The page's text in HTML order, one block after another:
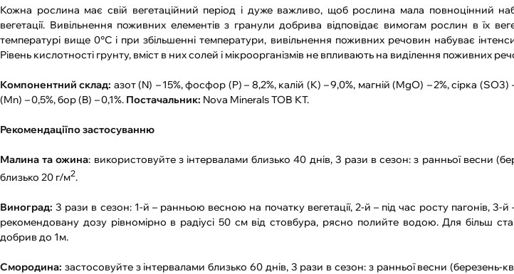
Кожна рослина має свій вегетаційний період і дуже важливо, щоб рослина мала повноцінний
вегетації. Вивільнення поживних елементів з гранули добрива відповідає вимогам рослин в їх
температурі вище 0°С і при збільшенні температури, вивільнення поживних речовин набуває
Рівень кислотності грунту, вміст в них солей і мікроорганізмів не впливають на виділення поживних
Компонентний склад: азот (N) –15%, фосфор (P) – 8,2%, калій (K) –9,0%, магній (MgO) –2%, сірка (SO3)
(Mn) –0,5%, бор (B) –0,1%. Постачальник: Nova Minerals ТОВ КТ.
Рекомендаціїпо застосуванню
Малина та ожина: використовуйте з інтервалами близько 40 днів, 3 рази в сезон: з ранньої весни
близько 20 г/м2.
Виноград: 3 рази в сезон: 1-й – ранньою весною на початку вегетації, 2-й – під час росту пагонів, 3-й
рекомендовану дозу рівномірно в радіусі 50 см від стовбура, рясно полийте водою. Для більш
добрив до 1м.
Смородина: застосовуйте з інтервалами близько 60 днів, 3 рази в сезон: з ранньої весни (березень-